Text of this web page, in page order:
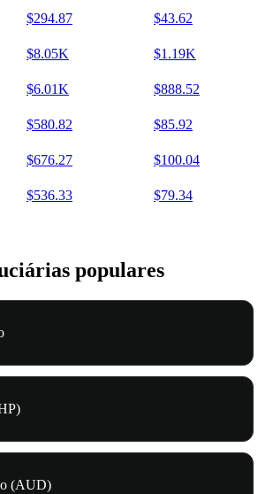
$294.87 $43.62
$8.05K $1.19K
$6.01K $888.52
$580.82 $85.92
$676.27 $100.04
$536.33 $79.34
populares
(AUD)